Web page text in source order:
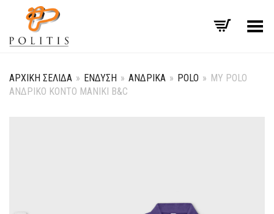
Εναλλαγή μενού
ΑΡΧΙΚΉ ΣΕΛΊΔΑ » ΈΝΔΥΣΗ » ΑΝΔΡΙΚΆ » POLO » MY POLO
ΑΝΔΡΙΚΌ ΚΟΝΤΌ ΜΑΝΊΚΙ B&C